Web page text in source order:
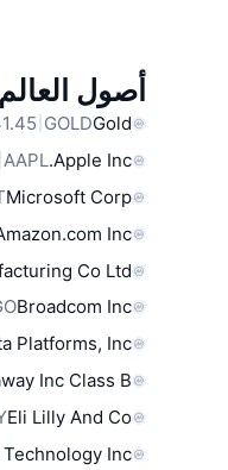
أصول
Gold
GOLD
Apple Inc.
AAPL
Microsoft Corp
Inc
Co Ltd
Broadcom Inc
Platforms, Inc.
Inc Class B
Eli Lilly And Co
Inc